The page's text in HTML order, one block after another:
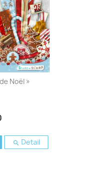
Noël »
 Detail